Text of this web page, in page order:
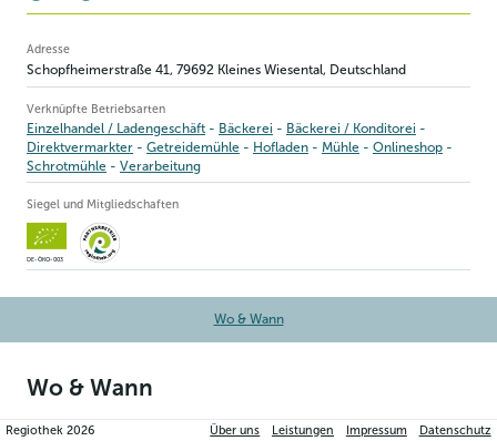
Betriebsinformation
Adresse
Schopfheimerstraße 41 , 79692 Kleines Wiesental, Deutschland
Verknüpfte Betriebsarten
Einzelhandel / Ladengeschäft Bäckerei
Bäckerei / Konditorei
Direktvermarkter
Getreidemühle Hofladen Mühle
Onlineshop
Schrotmühle
Verarbeitung
Siegel und Mitgliedschaften
DE-ÖKO-003
Wo & Wann
Wo & Wann
Regiothek2026 Über uns Leistungen Impressum Datenschutz